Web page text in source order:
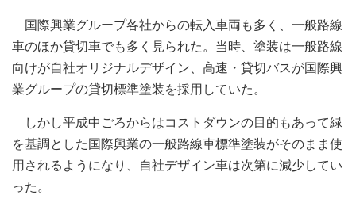
国際興業グループ各社からの転入車両も多く、一般路線
車のほか貸切車でも多く見られた。当時、塗装は一般路線
向けが自社オリジナルデザイン、高速・貸切バスが国際興
業グループの貸切標準塗装を採用していた。
しかし平成中ごろからはコストダウンの目的もあって緑
を基調とした国際興業の一般路線車標準塗装がそのまま使
用されるようになり、自社デザイン車は次第に減少してい
った。